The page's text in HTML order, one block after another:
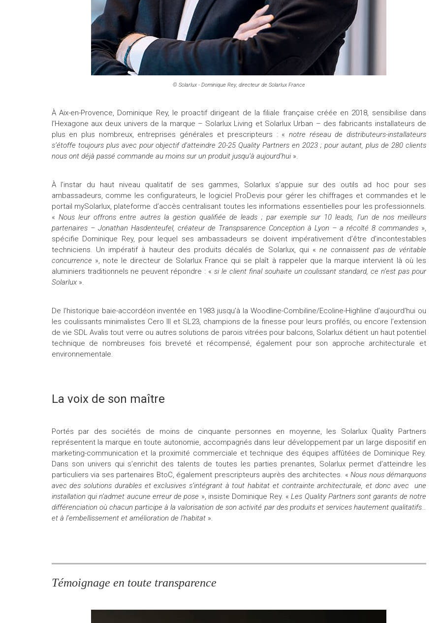
© Solarlux - Dominique Rey, directeur de Solarlux France
À Aix-en-Provence, Dominique Rey, le proactif dirigeant de la filiale française créée en 2018, sensibilise dans
l’Hexagone aux deux univers de la marque – Solarlux Living et Solarlux Urban – des fabricants installateurs de
plus en plus nombreux, entreprises générales et prescripteurs : «notre réseau de distributeurs-installateurs
s’étoffe toujours plus avec pour objectif d’atteindre 20-25 Quality Partners en 2023 ; pour autant, plus de 280 clients
nous ont déjà passé commande au moins sur un produit jusqu’à aujourd’hui ».
À l’instar du haut niveau qualitatif de ses gammes, Solarlux s’appuie sur des outils ad hoc pour ses
ambassadeurs, comme les configurateurs, le logiciel ProDevis pour gérer les chiffrages et commandes et le
portail mySolarlux, plateforme d’accès centralisant toutes les informations essentielles pour les professionnels.
« Nous leur offrons entre autres la gestion qualifiée de leads ; par exemple sur 10 leads, l’un de nos meilleurs
partenaires – Jonathan Hasdenteufel, créateur de Transpsarence Conception à Lyon – a récolté 8 commandes »,
spécifie Dominique Rey, pour lequel ses ambassadeurs se doivent impérativement d’être d’incontestables
techniciens. Un impératif à hauteur des produits décalés de Solarlux, qui «ne connaissent pas de véritable
concurrence », note le directeur de Solarlux France qui se plaît à rappeler que la marque intervient là où les
aluminiers traditionnels ne peuvent répondre : «si le client final souhaite un coulissant standard, ce n’est pas pour
Solarlux ».
De l’historique baie-accordéon inventée en 1983 jusqu’à la Woodline-Combiline/Ecoline-Highline d’aujourd’hui ou
les coulissants minimalistes Cero III et SL23, champions de la finesse pour leurs profilés, ou encore l’extension
de vie SDL Avalis tout verre ou autres solutions de parois vitrées pour balcons, Solarlux détient un haut potentiel
technique de nombreuses fois breveté et récompensé, également pour son approche architecturale et
environnementale.
La voix de son maître
Portés par des sociétés de moins de cinquante personnes en moyenne, les Solarlux Quality Partners
représentent la marque en toute autonomie, accompagnés dans leur développement par un large dispositif en
marketing-communication et la proximité commerciale et technique des équipes affûtées de Dominique Rey.
Dans son univers qui s’enrichit des talents de toutes les parties prenantes, Solarlux permet d’atteindre les
particuliers via ses partenaires BtoC, également prescripteurs auprès des architectes. «Nous nous démarquons
avec des solutions durables et exclusives s’intégrant à tout habitat et contrainte architecturale, et donc avec une
installation qui n’admet aucune erreur de pose », insiste Dominique Rey. «Les Quality Partners sont garants de notre
différenciation où chacun participe à la valorisation de son activité par des produits et services hautement qualitatifs…
et à l’embellissement et amélioration de l’habitat ».
Témoignage en toute transparence